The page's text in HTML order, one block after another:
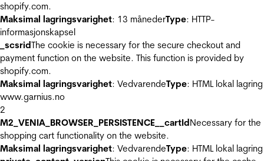
shopify.com.
Maksimal lagringsvarighet: 13 månederType: HTTP-
informasjonskapsel
_scsridThe cookie is necessary for the secure checkout and
payment function on the website. This function is provided by
shopify.com.
Maksimal lagringsvarighet: VedvarendeType: HTML lokal lagring
www.garnius.no
2
M2_VENIA_BROWSER_PERSISTENCE__cartIdNecessary for the
shopping cart functionality on the website.
Maksimal lagringsvarighet: VedvarendeType: HTML lokal lagring